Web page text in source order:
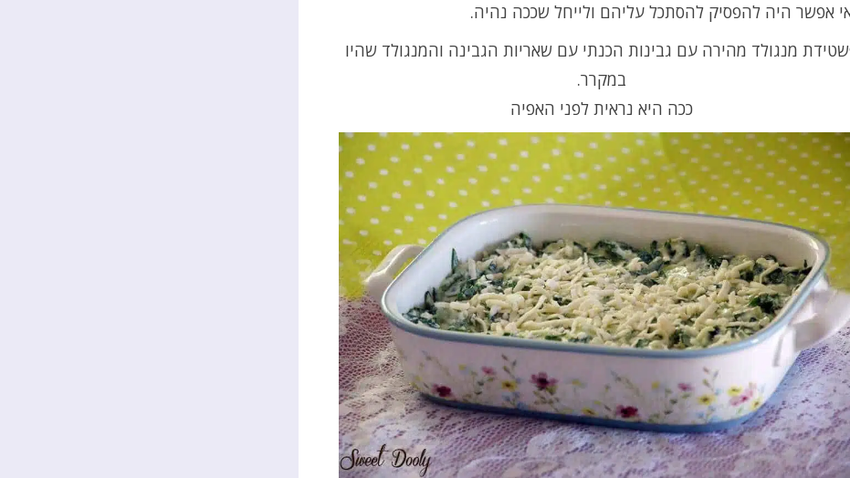
אפשר היה להפסיק להסתכל עליהם ולייחל שככה נהיה.
מנגולד מהירה עם גבינות הכנתי עם שאריות הגבינה והמנגולד שהיו
במקרר.
ככה היא נראית לפני האפיה